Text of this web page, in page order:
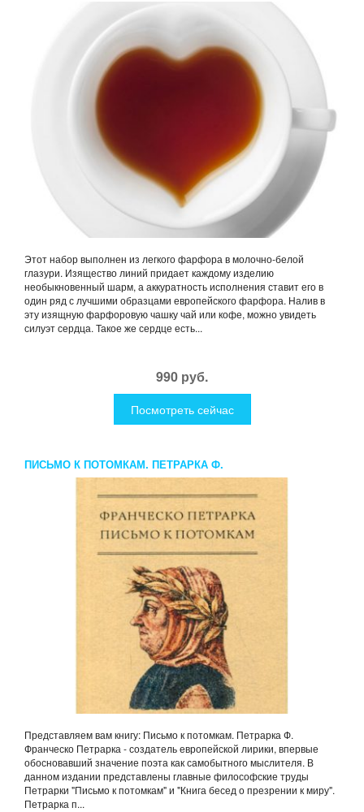
Этот набор выполнен из легкого фарфора в молочно-белой
глазури. Изящество линий придает каждому изделию
необыкновенный шарм, а аккуратность исполнения ставит его в
один ряд с лучшими образцами европейского фарфора. Налив в
эту изящную фарфоровую чашку чай или кофе, можно увидеть
силуэт сердца. Такое же сердце есть...
990 руб.
Посмотреть сейчас
ПИСЬМО К ПОТОМКАМ. ПЕТРАРКА Ф.
Представляем вам книгу: Письмо к потомкам. Петрарка Ф.
Франческо Петрарка - создатель европейской лирики, впервые
обосновавший значение поэта как самобытного мыслителя. В
данном издании представлены главные философские труды
Петрарки "Письмо к потомкам" и "Книга бесед о презрении к миру".
Петрарка п...